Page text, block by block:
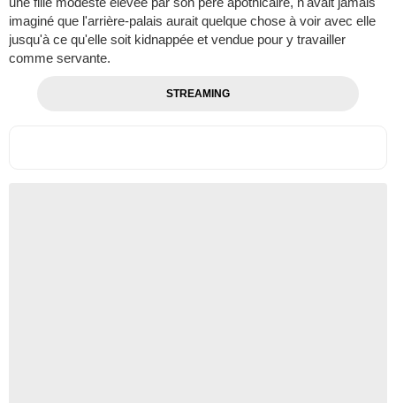
imaginé que l'arrière-palais aurait quelque chose à voir avec elle
jusqu'à ce qu'elle soit kidnappée et vendue pour y travailler
comme servante.
STREAMING